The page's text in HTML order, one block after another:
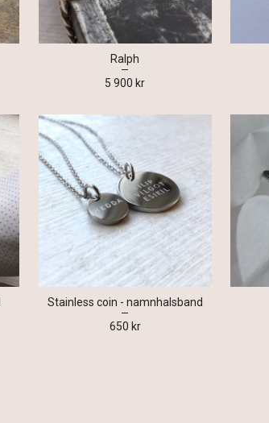
Ralph
5 900 kr
Stainless coin - namnhalsband
650 kr